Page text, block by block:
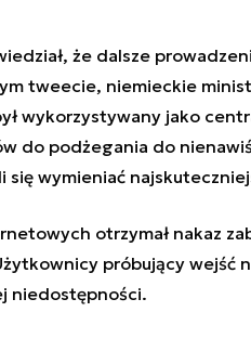
że dalsze
tweecie, niemieckie
wykorzystywany jako
do podżegania do
wymieniać
otrzymał nakaz
próbujący wejść
niedostępności.